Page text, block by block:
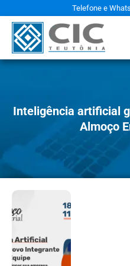
Telefone e
Inteligência artificial
Almoço